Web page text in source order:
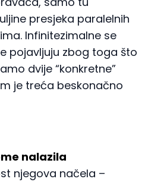
presjeka paralelnih
Infinitezimalne se
pojavljuju zbog toga što
dvije “konkretne”
je treća beskonačno
nalazila
njegova načela –